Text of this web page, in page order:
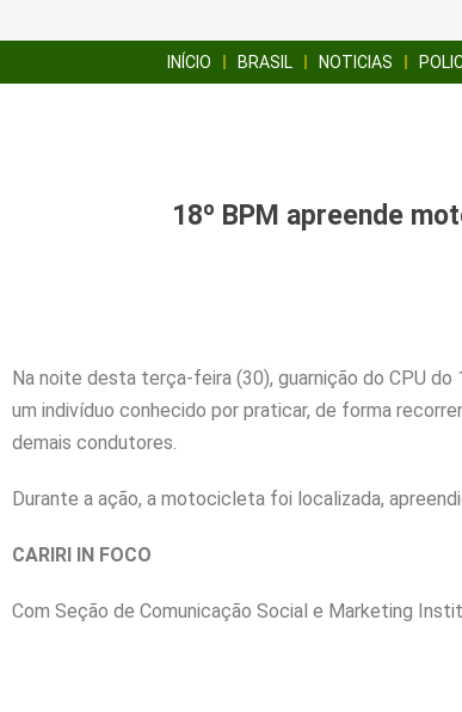
INÍCIO BRASIL NOTICIAS
18º BPM apreende
Na noite desta terça-feira (30), guarnição do CPU
um indivíduo conhecido por praticar, de forma
demais condutores.
Durante a ação, a motocicleta foi localizada,
CARIRI IN FOCO
Com Seção de Comunicação Social e Marketing